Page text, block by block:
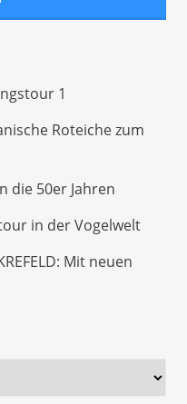
1
Roteiche zum
die 50er Jahren
in der Vogelwelt
Mit neuen